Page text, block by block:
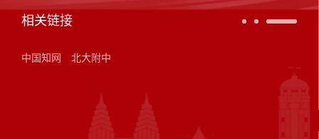
相关链接
中国知网 北大附中